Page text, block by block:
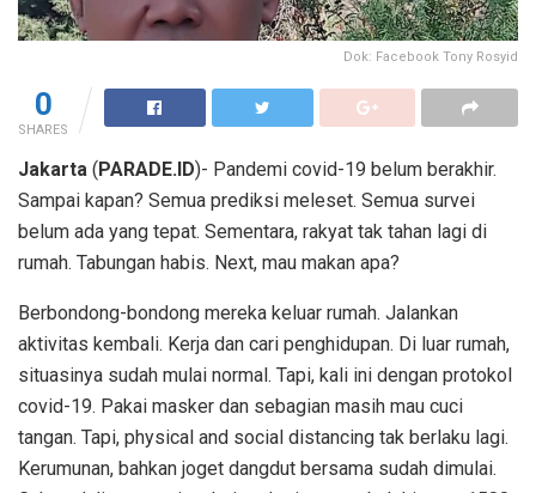
Dok: Facebook Tony Rosyid
0
SHARES
Jakarta (PARADE.ID)- Pandemi covid-19 belum berakhir.
Sampai kapan? Semua prediksi meleset. Semua survei
belum ada yang tepat. Sementara, rakyat tak tahan lagi di
rumah. Tabungan habis. Next, mau makan apa?
Berbondong-bondong mereka keluar rumah. Jalankan
aktivitas kembali. Kerja dan cari penghidupan. Di luar rumah,
situasinya sudah mulai normal. Tapi, kali ini dengan protokol
covid-19. Pakai masker dan sebagian masih mau cuci
tangan. Tapi, physical and social distancing tak berlaku lagi.
Kerumunan, bahkan joget dangdut bersama sudah dimulai.